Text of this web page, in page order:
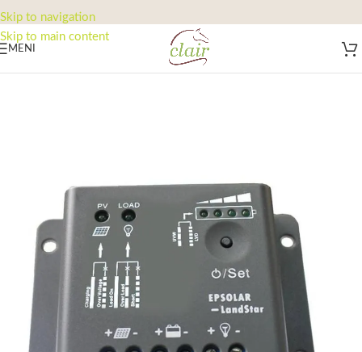
Skip to navigation
Skip to main content
MENI